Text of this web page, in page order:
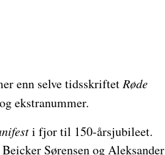
enn selve tidsskriftet Røde
ekstranummer.
i fjor til 150-årsjubileet.
Sørensen og Aleksander